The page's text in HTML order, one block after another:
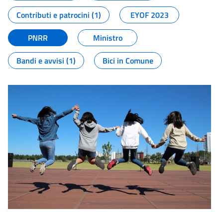
Contributi e patrocini (1)
EYOF 2023
PNRR
Ministro
Bandi e avvisi (1)
Bici in Comune